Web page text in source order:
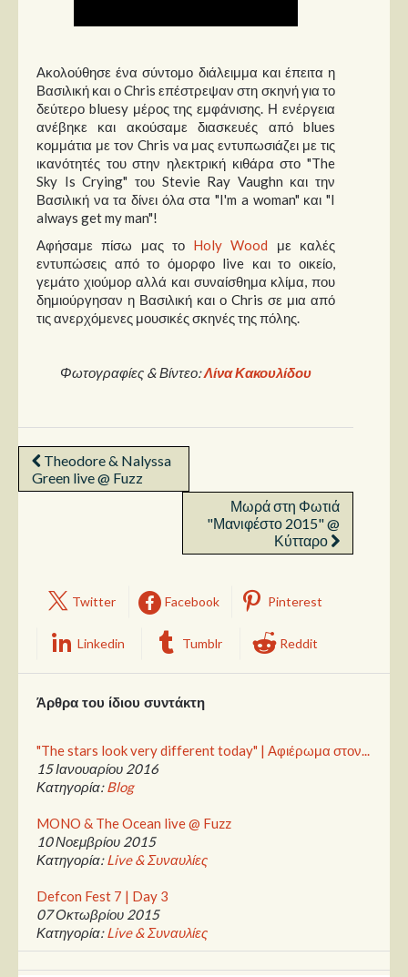
Ακολούθησε ένα σύντομο διάλειμμα και έπειτα η
Βασιλική και ο Chris επέστρεψαν στη σκηνή για το
δεύτερο bluesy μέρος της εμφάνισης. Η ενέργεια
ανέβηκε και ακούσαμε διασκευές από blues
κομμάτια με τον Chris να μας εντυπωσιάζει με τις
ικανότητές του στην ηλεκτρική κιθάρα στο "The
Sky Is Crying" του Stevie Ray Vaughn και την
Βασιλική να τα δίνει όλα στα "I'm a woman" και "I
always get my man"!
Αφήσαμε πίσω μας το Holy Wood με καλές
εντυπώσεις από το όμορφο live και το οικείο,
γεμάτο χιούμορ αλλά και συναίσθημα κλίμα, που
δημιούργησαν η Βασιλική και ο Chris σε μια από
τις ανερχόμενες μουσικές σκηνές της πόλης.
Φωτογραφίες & Βίντεο:Λίνα Κακουλίδου
Theodore & Nalyssa
Green live @ Fuzz
Μωρά στη Φωτιά
"Μανιφέστο 2015" @
Κύτταρο
Twitter Facebook Pinterest
Linkedin Tumblr Reddit
Άρθρα του ίδιου συντάκτη
"The stars look very different today" | Αφιέρωμα στον...
15 Ιανουαρίου 2016
Κατηγορία:Blog
MONO & The Ocean live @ Fuzz
10 Νοεμβρίου 2015
Κατηγορία:Live & Συναυλίες
Defcon Fest 7 | Day 3
07 Οκτωβρίου 2015
Κατηγορία:Live & Συναυλίες